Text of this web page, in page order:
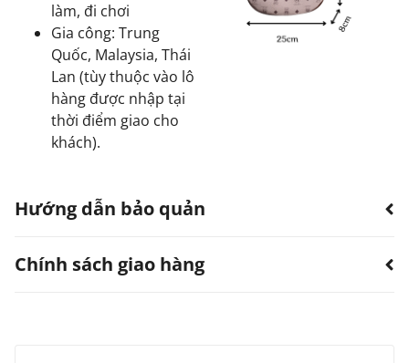
làm, đi chơi
Gia công: Trung
Quốc, Malaysia, Thái
Lan (tùy thuộc vào lô
hàng được nhập tại
thời điểm giao cho
khách).
Hướng dẫn bảo quản
Hạn chế sản phẩm bị thấm nước.
Chính sách giao hàng